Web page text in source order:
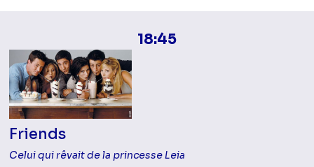
18:45
Friends
Celui qui rêvait de la princesse Leia